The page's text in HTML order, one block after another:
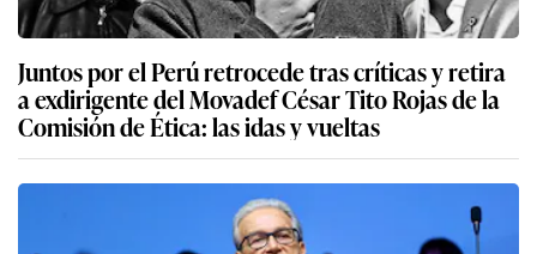
Juntos por el Perú retrocede tras críticas y retira
a exdirigente del Movadef César Tito Rojas de la
Comisión de Ética: las idas y vueltas